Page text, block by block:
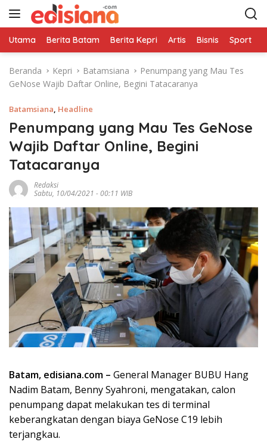
Utama Berita Batam Berita Kepri Artis Bisnis Sport
Beranda Kepri Batamsiana
Penumpang yang Mau Tes
GeNose Wajib Daftar Online, Begini Tatacaranya
Batamsiana, Headline
Penumpang yang Mau Tes GeNose
Wajib Daftar Online, Begini
Tatacaranya
Redaksi
Sabtu, 10/04/2021 - 00:11 WIB
Batam, edisiana.com – General Manager BUBU Hang
Nadim Batam, Benny Syahroni, mengatakan, calon
penumpang dapat melakukan tes di terminal
keberangkatan dengan biaya GeNose C19 lebih
terjangkau.